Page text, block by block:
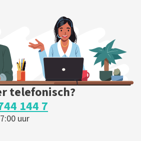
telefonisch?
144 7
uur